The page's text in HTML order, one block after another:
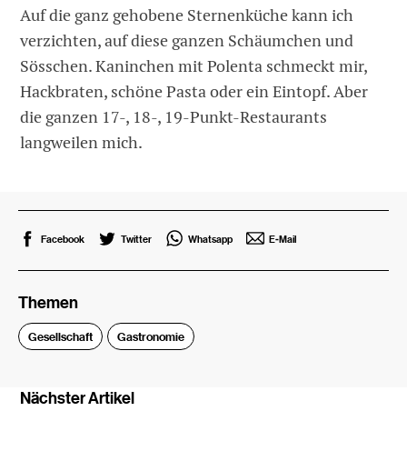
Auf die ganz gehobene Sternenküche kann ich
verzichten, auf diese ganzen Schäumchen und
Sösschen. Kaninchen mit Polenta schmeckt mir,
Hackbraten, schöne Pasta oder ein Eintopf. Aber
die ganzen 17-, 18-, 19-Punkt-Restaurants
langweilen mich.
Facebook Twitter Whatsapp E-Mail
Themen
Gesellschaft Gastronomie
Nächster Artikel